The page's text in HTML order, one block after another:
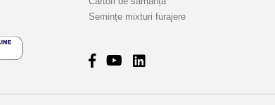
Semințe mixturi furajere